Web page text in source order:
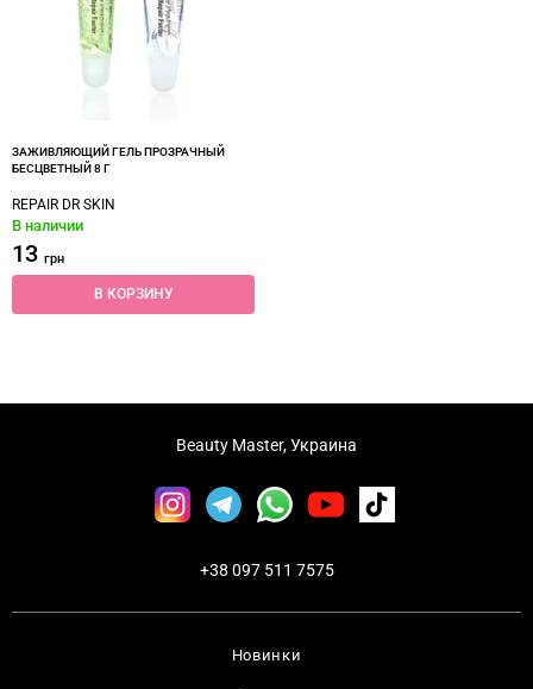
ЗАЖИВЛЯЮЩИЙ ГЕЛЬ ПРОЗРАЧНЫЙ
БЕСЦВЕТНЫЙ 8 Г
REPAIR DR SKIN
В наличии
13 грн
В КОРЗИНУ
Новинки
Beauty Master, Украина
+38 097 511 7575